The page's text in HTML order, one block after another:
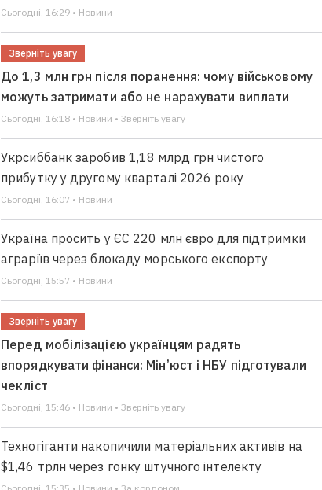
Сьогодні, 16:29 • Новини
Зверніть увагу
До 1,3 млн грн після поранення: чому військовому
можуть затримати або не нарахувати виплати
Сьогодні, 16:18 • Новини • Зверніть увагу
Укрсиббанк заробив 1,18 млрд грн чистого
прибутку у другому кварталі 2026 року
Сьогодні, 16:07 • Новини
Україна просить у ЄС 220 млн євро для підтримки
аграріїв через блокаду морського експорту
Сьогодні, 15:57 • Новини
Зверніть увагу
Перед мобілізацією українцям радять
впорядкувати фінанси: Мін’юст і НБУ підготували
чекліст
Сьогодні, 15:46 • Новини • Зверніть увагу
Техногіганти накопичили матеріальних активів на
$1,46 трлн через гонку штучного інтелекту